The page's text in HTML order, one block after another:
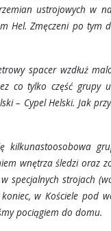
ustrojowych w
Hel. Zmęczeni po tym
spacer wzdłuż
co tylko część grupy
– Cypel Helski. Jak
wnętrza śledzi oraz
specjalnych strojach
w Kościele pod
pociągiem do domu.